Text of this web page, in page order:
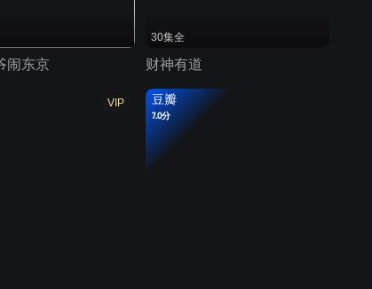
闹东京
30集全
财神有道
VIP 豆瓣
7.0分